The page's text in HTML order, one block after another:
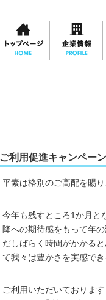
ご利用促進キャンペー
平素は格別のご高配を賜
今年も残すところ1か月と
降への期待感をもって年
だしばらく時間がかかる
て我々は豊かさを実感でき
ご利用いただいておりま